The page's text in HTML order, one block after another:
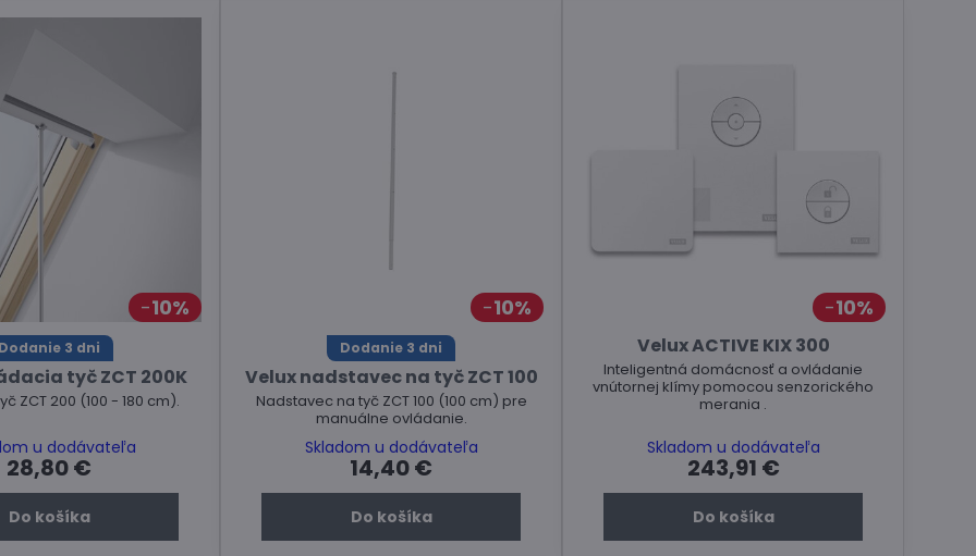
10%
3 dni
tyč ZCT 200K
ZCT 200 (100 - 180 cm).
u dodávateľa
28,80 €
Do košíka
10%
Dodanie 3 dni
Velux nadstavec na tyč ZCT 100
Nadstavec na tyč ZCT 100 (100 cm) pre
manuálne ovládanie.
Skladom u dodávateľa
14,40 €
Do košíka
10%
Velux ACTIVE KIX 300
Inteligentná domácnosť a ovládanie
vnútornej klímy pomocou senzorického
merania .
Skladom u dodávateľa
243,91 €
Do košíka